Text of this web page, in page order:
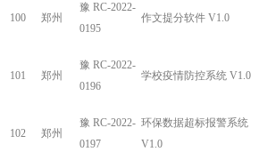
100 郑州
豫 RC-2022-
0195
作文提分软件 V1.0
101 郑州
豫 RC-2022-
0196
学校疫情防控系统 V1.0
102 郑州
豫 RC-2022-
0197
环保数据超标报警系统
V1.0